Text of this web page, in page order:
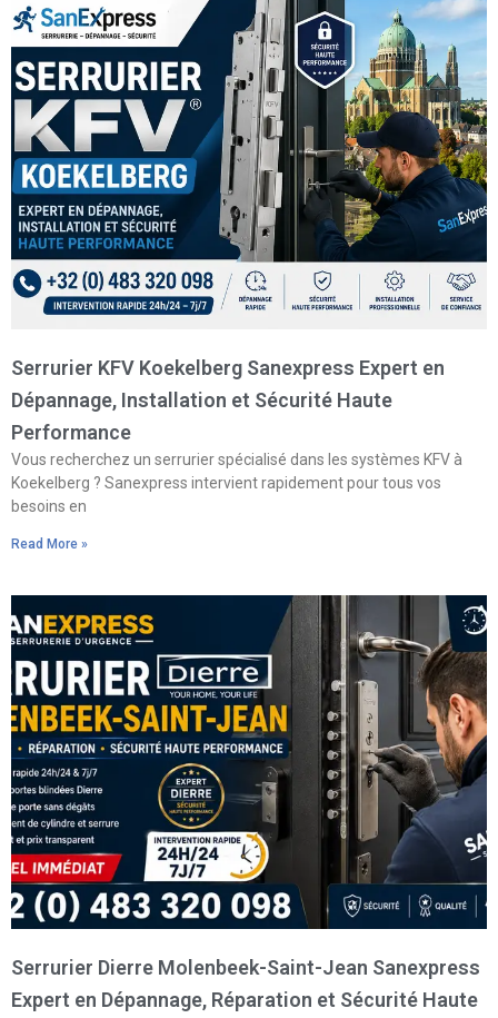
Serrurier KFV Koekelberg Sanexpress Expert en
Dépannage, Installation et Sécurité Haute
Performance
Vous recherchez un serrurier spécialisé dans les systèmes KFV à
Koekelberg ? Sanexpress intervient rapidement pour tous vos
besoins en
Read More »
Serrurier Dierre Molenbeek-Saint-Jean Sanexpress
Expert en Dépannage, Réparation et Sécurité Haute